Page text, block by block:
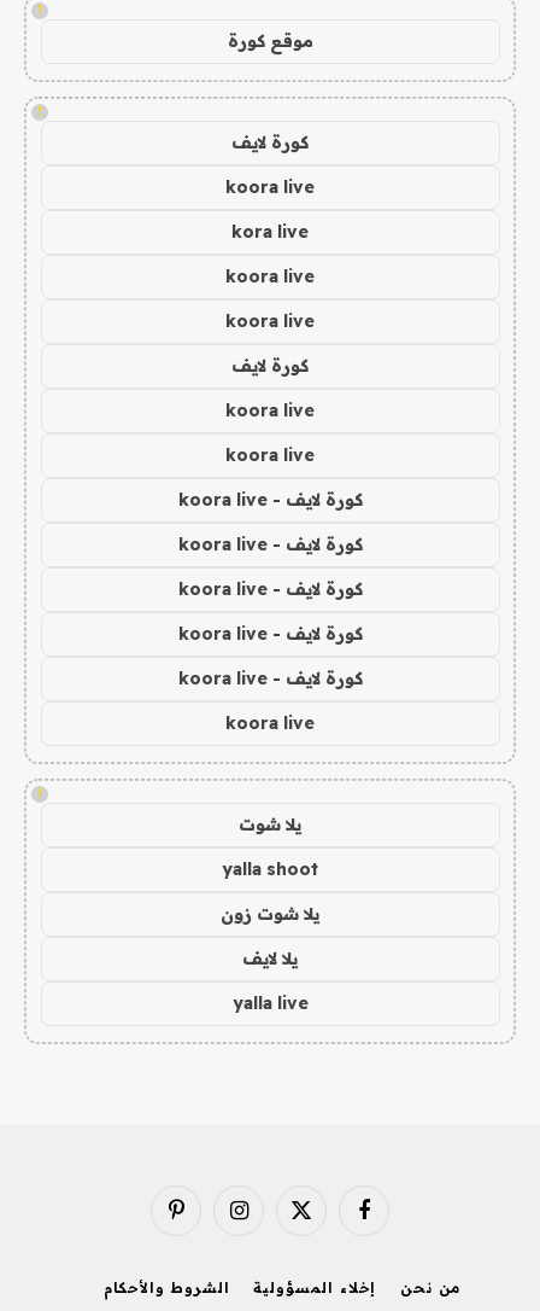
!
موقع كورة
!
كورة لايف
koora live
kora live
koora live
koora live
كورة لايف
koora live
koora live
كورة لايف - koora live
كورة لايف - koora live
كورة لايف - koora live
كورة لايف - koora live
كورة لايف - koora live
koora live
!
يلا شوت
yalla shoot
يلا شوت زون
يلا لايف
yalla live
فيسبوك X
الانستغرامبينتيريست
من نحن إخلاء المسؤولية الشروط والأحكام